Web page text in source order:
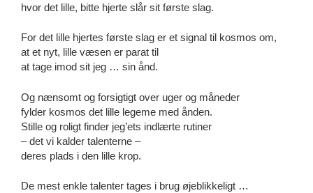
hvor det lille, bitte hjerte slår sit første slag.
For det lille hjertes første slag er et signal til kosmos om,
at et nyt, lille væsen er parat til
at tage imod sit jeg … sin ånd.
Og nænsomt og forsigtigt over uger og måneder
fylder kosmos det lille legeme med ånden.
Stille og roligt finder jeg’ets indlærte rutiner
– det vi kalder talenterne –
deres plads i den lille krop.
De mest enkle talenter tages i brug øjeblikkeligt …